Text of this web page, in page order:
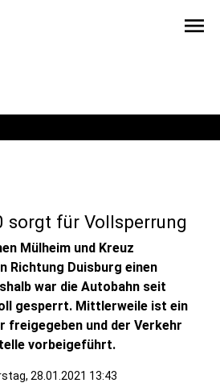
menu
sorgt für Vollsperrung
Mülheim und Kreuz
Richtung Duisburg einen
war die Autobahn seit
gesperrt. Mittlerweile ist ein
freigegeben und der Verkehr
vorbeigeführt.
28.01.2021 13:43